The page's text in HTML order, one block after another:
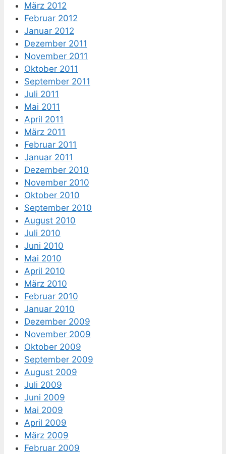
März 2012
Februar 2012
Januar 2012
Dezember 2011
November 2011
Oktober 2011
September 2011
Juli 2011
Mai 2011
April 2011
März 2011
Februar 2011
Januar 2011
Dezember 2010
November 2010
Oktober 2010
September 2010
August 2010
Juli 2010
Juni 2010
Mai 2010
April 2010
März 2010
Februar 2010
Januar 2010
Dezember 2009
November 2009
Oktober 2009
September 2009
August 2009
Juli 2009
Juni 2009
Mai 2009
April 2009
März 2009
Februar 2009